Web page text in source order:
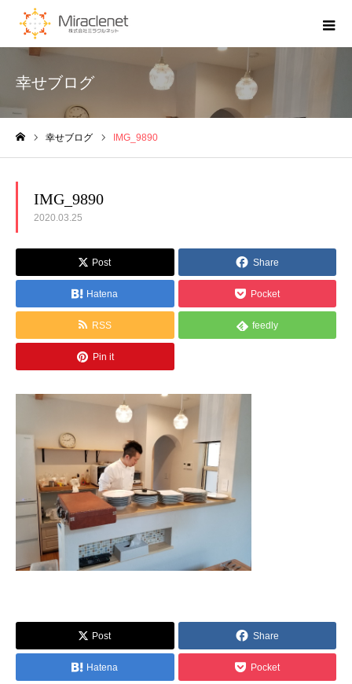
幸せブログ
幸せブログ IMG_9890
IMG_9890
2020.03.25
Post Share
Hatena Pocket
RSS feedly
Pin it
Post Share
Hatena Pocket